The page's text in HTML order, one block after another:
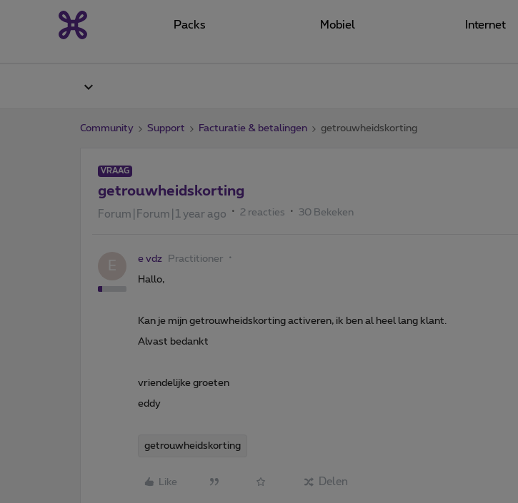
Packs Mobiel Internet
Community Support Facturatie & betalingen getrouwheidskorting
VRAAG
getrouwheidskorting
Forum|Forum|1 year ago 2 reacties 30 Bekeken
E e vdz Practitioner
Hallo,
Kan je mijn getrouwheidskorting activeren, ik ben al heel lang klant.
Alvast bedankt
vriendelijke groeten
eddy
getrouwheidskorting
Like Delen